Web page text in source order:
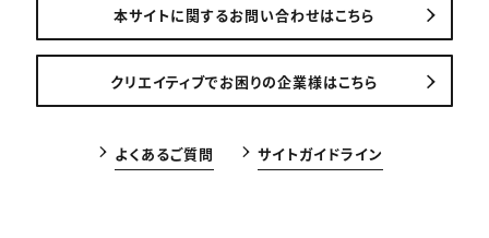
本サイトに関するお問い合わせはこちら
クリエイティブでお困りの企業様はこちら
よくあるご質問 サイトガイドライン